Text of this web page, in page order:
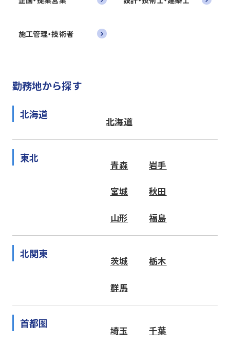
施工管理・技術者
勤務地から探す
北海道
北海道
東北
青森 岩手
宮城 秋田
山形 福島
北関東
茨城 栃木
群馬
首都圏
埼玉 千葉